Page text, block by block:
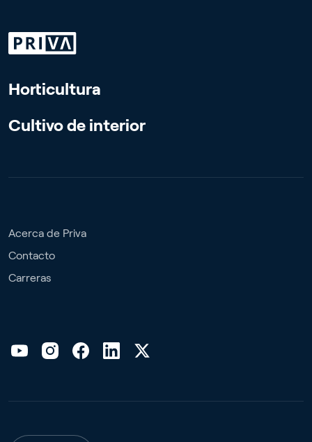
Horticultura
Cultivo de interior
Acerca de Priva
Contacto
Carreras